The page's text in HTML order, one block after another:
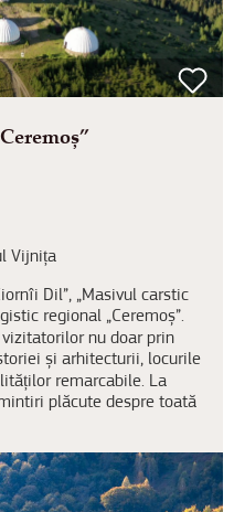
Vijnița
Dil”, „Masivul carstic
regional „Ceremoș”.
nu doar prin
și arhitecturii, locurile
remarcabile. La
plăcute despre toată